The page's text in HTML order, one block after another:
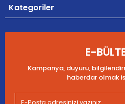
Kategoriler
E-
Kampanya, duyuru,
haberdar olmak